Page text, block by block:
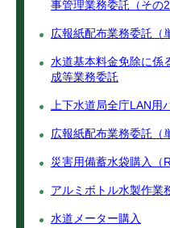
事管理業務委託（その2
広報紙配布業務委託（
水道基本料金免除に係
成等業務委託
上下水道局全庁LAN用
広報紙配布業務委託（
災害用備蓄水袋購入（
アルミボトル水製作業
水道メーター購入